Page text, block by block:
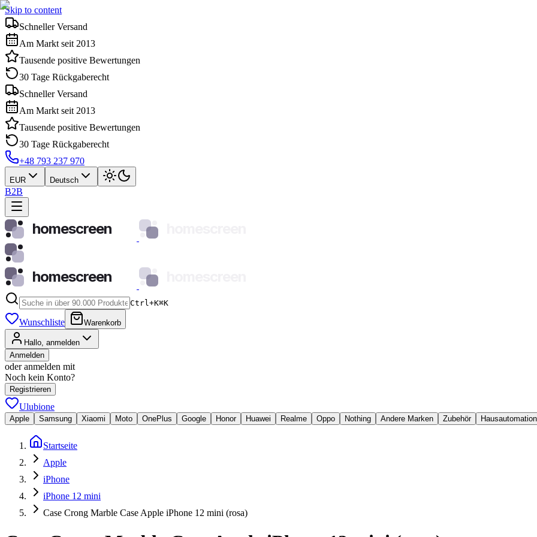
Skip to content
Schneller Versand
Am Markt seit 2013
Tausende positive Bewertungen
30 Tage Rückgaberecht
Schneller Versand
Am Markt seit 2013
Tausende positive Bewertungen
30 Tage Rückgaberecht
+48 793 237 970
EUR Deutsch
B2B
homescreen
homescreen
Ctrl+K⌘K
Wunschliste Warenkorb
Hallo, anmelden
Anmelden
oder anmelden mit
Noch kein Konto?
Registrieren
Ulubione
Apple Samsung Xiaomi Moto OnePlus Google Honor Huawei Realme Oppo Nothing Andere Marken Zubehör Hausautomation
Startseite
Apple
iPhone
iPhone 12 mini
Case Crong Marble Case Apple iPhone 12 mini (rosa)